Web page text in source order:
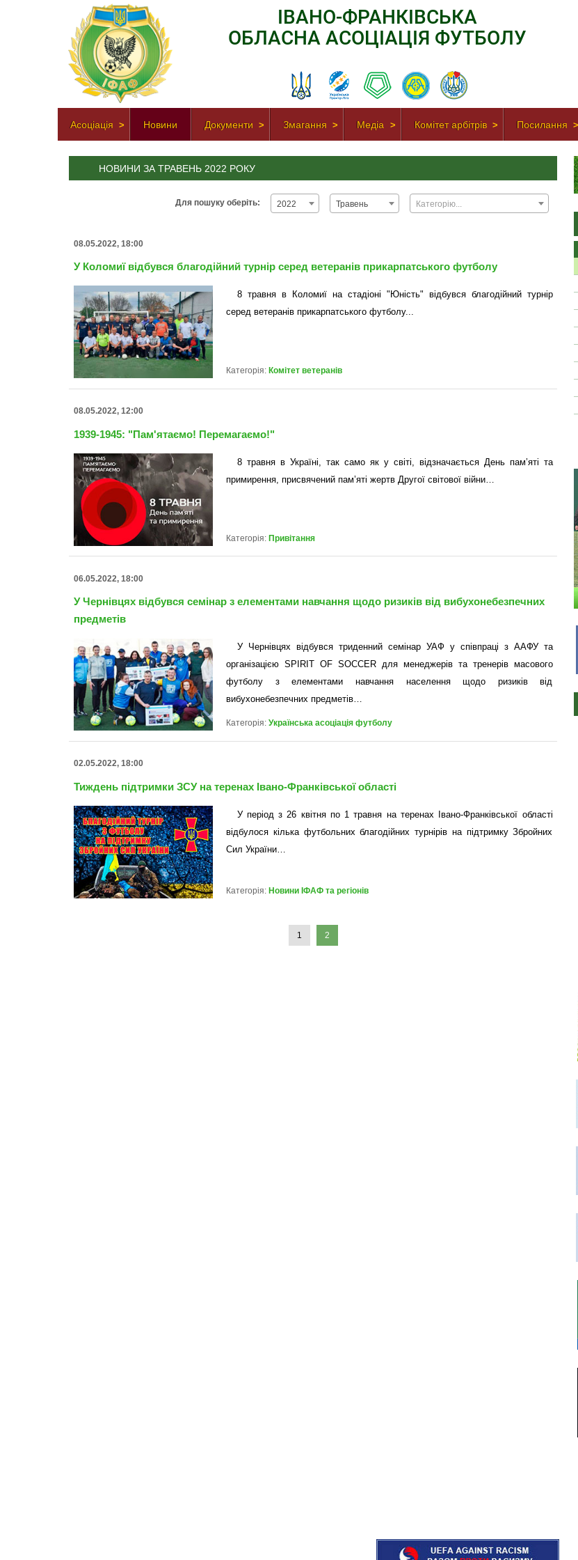
ІВАНО-ФРАНКІВСЬКА
ОБЛАСНА АСОЦІАЦІЯ ФУТБОЛУ
Асоціація Новини Документи Змагання Медіа Комітет арбітрів Посилання
НОВИНИ ЗА ТРАВЕНЬ 2022 РОКУ
Для пошуку оберіть: 2022 Травень Категорію...
08.05.2022, 18:00
У Коломиї відбувся благодійний турнір серед ветеранів прикарпатського футболу
8 травня в Коломиї на стадіоні "Юність" відбувся благодійний турнір
серед ветеранів прикарпатського футболу...
Категорія: Комітет ветеранів
08.05.2022, 12:00
1939-1945: "Пам'ятаємо! Перемагаємо!"
8 травня в Україні, так само як у світі, відзначається День пам’яті та
примирення, присвячений пам’яті жертв Другої світової війни…
Категорія: Привітання
06.05.2022, 18:00
У Чернівцях відбувся семінар з елементами навчання щодо ризиків від вибухонебезпечних
предметів
У Чернівцях відбувся триденний семінар УАФ у співпраці з ААФУ та
організацією SPIRIT OF SOCCER для менеджерів та тренерів масового
футболу з елементами навчання населення щодо ризиків від
вибухонебезпечних предметів…
Категорія: Українська асоціація футболу
02.05.2022, 18:00
Тиждень підтримки ЗСУ на теренах Івано-Франківської області
У період з 26 квітня по 1 травня на теренах Івано-Франківської області
відбулося кілька футбольних благодійних турнірів на підтримку Збройних
Сил України…
Категорія: Новини ІФАФ та регіонів
1 2